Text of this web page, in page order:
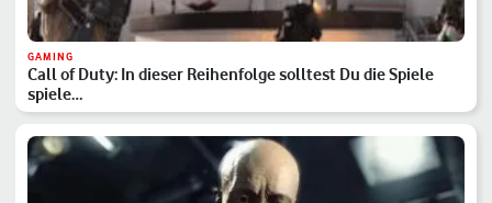
GAMING
Call of Duty: In dieser Reihenfolge solltest Du die Spiele
spiele…